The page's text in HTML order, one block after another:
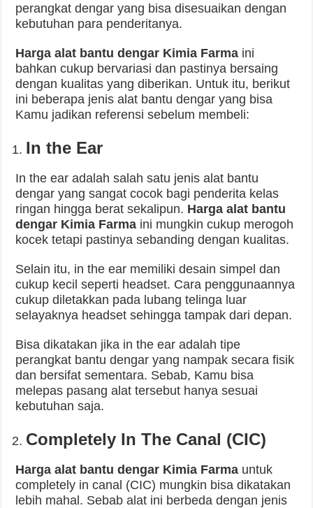
perangkat dengar yang bisa disesuaikan dengan
kebutuhan para penderitanya.
Harga alat bantu dengar Kimia Farma ini
bahkan cukup bervariasi dan pastinya bersaing
dengan kualitas yang diberikan. Untuk itu, berikut
ini beberapa jenis alat bantu dengar yang bisa
Kamu jadikan referensi sebelum membeli:
In the Ear
In the ear adalah salah satu jenis alat bantu
dengar yang sangat cocok bagi penderita kelas
ringan hingga berat sekalipun. Harga alat bantu
dengar Kimia Farma ini mungkin cukup merogoh
kocek tetapi pastinya sebanding dengan kualitas.
Selain itu, in the ear memiliki desain simpel dan
cukup kecil seperti headset. Cara penggunaannya
cukup diletakkan pada lubang telinga luar
selayaknya headset sehingga tampak dari depan.
Bisa dikatakan jika in the ear adalah tipe
perangkat bantu dengar yang nampak secara fisik
dan bersifat sementara. Sebab, Kamu bisa
melepas pasang alat tersebut hanya sesuai
kebutuhan saja.
Completely In The Canal (CIC)
Harga alat bantu dengar Kimia Farma untuk
completely in canal (CIC) mungkin bisa dikatakan
lebih mahal. Sebab alat ini berbeda dengan jenis